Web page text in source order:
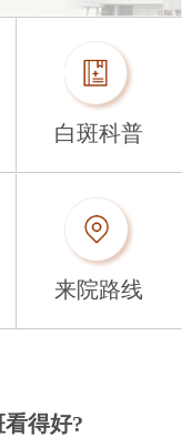
白斑科普
来院路线
得好?